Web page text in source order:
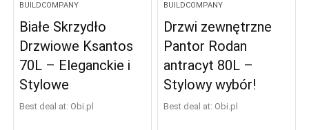
BUILDCOMPANY
Białe Skrzydło
Drzwiowe Ksantos
70L – Eleganckie i
Stylowe
Best deal at: obi.pl
BUILDCOMPANY
Drzwi zewnętrzne
Pantor Rodan
antracyt 80L –
Stylowy wybór!
Best deal at: obi.pl